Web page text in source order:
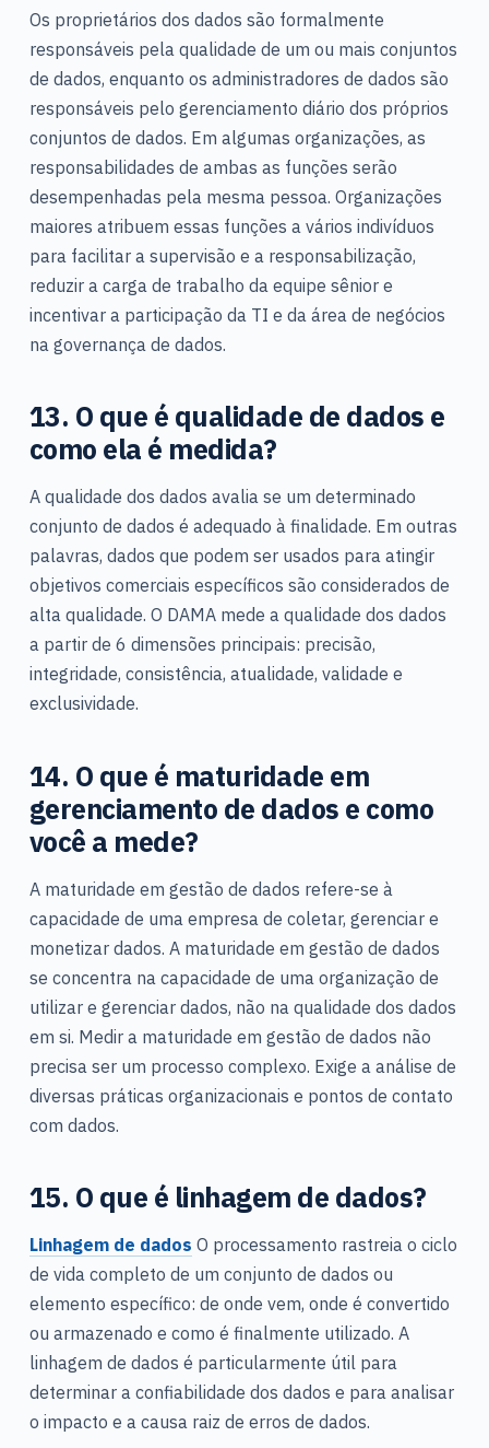
Os proprietários dos dados são formalmente
responsáveis pela qualidade de um ou mais conjuntos
de dados, enquanto os administradores de dados são
responsáveis pelo gerenciamento diário dos próprios
conjuntos de dados. Em algumas organizações, as
responsabilidades de ambas as funções serão
desempenhadas pela mesma pessoa. Organizações
maiores atribuem essas funções a vários indivíduos
para facilitar a supervisão e a responsabilização,
reduzir a carga de trabalho da equipe sênior e
incentivar a participação da TI e da área de negócios
na governança de dados.
13. O que é qualidade de dados e
como ela é medida?
A qualidade dos dados avalia se um determinado
conjunto de dados é adequado à finalidade. Em outras
palavras, dados que podem ser usados para atingir
objetivos comerciais específicos são considerados de
alta qualidade. O DAMA mede a qualidade dos dados
a partir de 6 dimensões principais: precisão,
integridade, consistência, atualidade, validade e
exclusividade.
14. O que é maturidade em
gerenciamento de dados e como
você a mede?
A maturidade em gestão de dados refere-se à
capacidade de uma empresa de coletar, gerenciar e
monetizar dados. A maturidade em gestão de dados
se concentra na capacidade de uma organização de
utilizar e gerenciar dados, não na qualidade dos dados
em si. Medir a maturidade em gestão de dados não
precisa ser um processo complexo. Exige a análise de
diversas práticas organizacionais e pontos de contato
com dados.
15. O que é linhagem de dados?
Linhagem de dados O processamento rastreia o ciclo
de vida completo de um conjunto de dados ou
elemento específico: de onde vem, onde é convertido
ou armazenado e como é finalmente utilizado. A
linhagem de dados é particularmente útil para
determinar a confiabilidade dos dados e para analisar
o impacto e a causa raiz de erros de dados.